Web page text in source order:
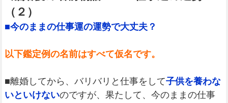
（２）
■今のままの仕事運の運勢で大丈夫？
以下鑑定例の名前はすべて仮名です。
■離婚してから、バリバリと仕事をして子供を養わな
いといけないのですが、果たして、今のままの仕事